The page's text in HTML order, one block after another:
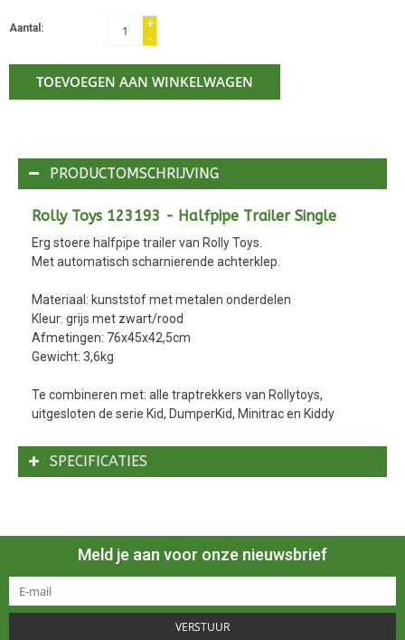
Aantal:
+
-
TOEVOEGEN AAN WINKELWAGEN
PRODUCTOMSCHRIJVING
Rolly Toys 123193 - Halfpipe Trailer Single
Erg stoere halfpipe trailer van Rolly Toys.
Met automatisch scharnierende achterklep.
Materiaal: kunststof met metalen onderdelen
Kleur: grijs met zwart/rood
Afmetingen: 76x45x42,5cm
Gewicht: 3,6kg
Te combineren met: alle traptrekkers van Rollytoys,
uitgesloten de serie Kid, DumperKid, Minitrac en Kiddy
SPECIFICATIES
Meld je aan voor onze nieuwsbrief
VERSTUUR